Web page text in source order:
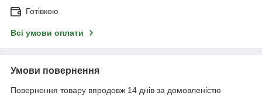
Готівкою
Всі умови оплати
Умови повернення
Повернення товару впродовж 14 днів за домовленістю